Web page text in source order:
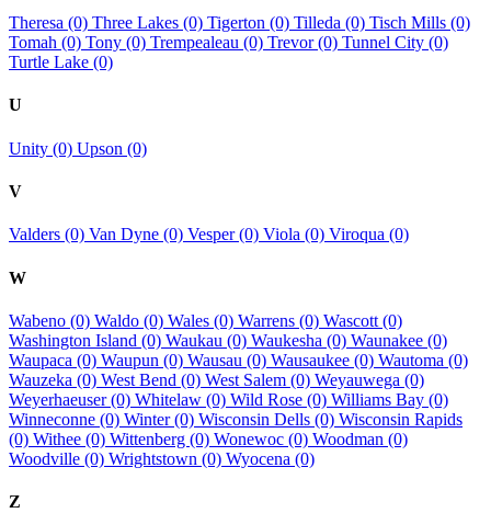
Theresa (0) Three Lakes (0) Tigerton (0) Tilleda (0) Tisch Mills (0)
Tomah (0) Tony (0) Trempealeau (0) Trevor (0) Tunnel City (0)
Turtle Lake (0)
U
Unity (0) Upson (0)
V
Valders (0) Van Dyne (0) Vesper (0) Viola (0) Viroqua (0)
W
Wabeno (0) Waldo (0) Wales (0) Warrens (0) Wascott (0)
Washington Island (0) Waukau (0) Waukesha (0) Waunakee (0)
Waupaca (0) Waupun (0) Wausau (0) Wausaukee (0) Wautoma (0)
Wauzeka (0) West Bend (0) West Salem (0) Weyauwega (0)
Weyerhaeuser (0) Whitelaw (0) Wild Rose (0) Williams Bay (0)
Winneconne (0) Winter (0) Wisconsin Dells (0) Wisconsin Rapids
(0) Withee (0) Wittenberg (0) Wonewoc (0) Woodman (0)
Woodville (0) Wrightstown (0) Wyocena (0)
Z